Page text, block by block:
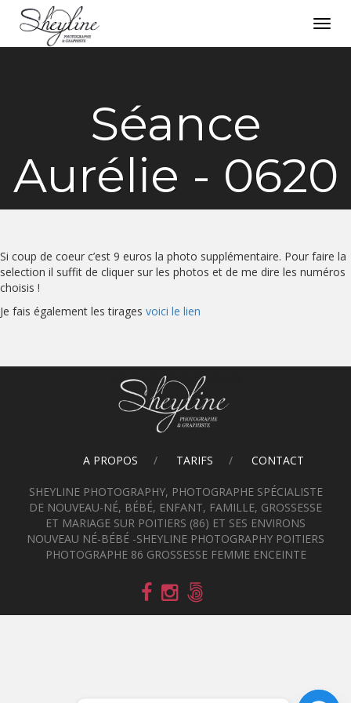
Séance
Aurélie - 0620
Si coup de coeur c’est 9 euros la photo supplémentaire. Pour faire la
selection il suffit de cliquer sur les photos et de me dire les numéros
choisis !
Je fais également les tirages voici le lien
A PROPOS TARIFS CONTACT
SHEYLINE PHOTOGRAPHY, PHOTOGRAPHE SPÉCIALISTE
DE NOUVEAU-NÉ, BÉBÉ, ENFANT, FAMILLE, GROSSESSE
ET MARIAGE SUR POITIERS (86) ET SES ENVIRONS
NOUVEAU NÉ-BÉBÉ -SHEYLINE PHOTOGRAPHY POITIERS
PHOTOGRAPHE 86 GROSSESSE FEMME ENCEINTE